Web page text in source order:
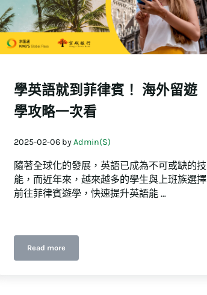
、低手續費轉帳！
學英語就到菲律賓！ 海外留遊
學攻略一次看
2025-02-06 byAdmin(S)
隨著全球化的發展，英語已成為不可或缺的技
能，而近年來，越來越多的學生與上班族選擇
前往菲律賓遊學，快速提升英語能 …
Read more學英語就到菲律賓！ 海外留遊學攻略一次看